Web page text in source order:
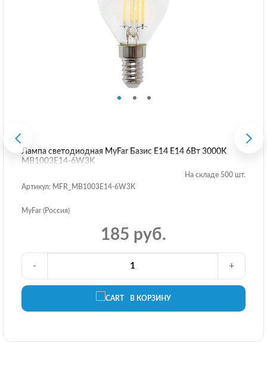
Лампа светодиодная MyFar Базис E14 E14 6Вт 3000K
MB1003E14-6W3K
На складе 500 шт.
Артикул: MFR_MB1003E14-6W3K
MyFar (Россия)
185 руб.
В КОРЗИНУ
- +